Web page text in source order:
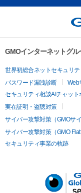
GMOインターネットグ
世界初総合ネットセキュリテ
パスワード漏洩診断
Web
セキュリティ相談AIチャット
実在証明・盗聴対策
サイバー攻撃対策（GMOサ
サイバー攻撃対策（GMO Flatt
セキュリティ事業の軌跡